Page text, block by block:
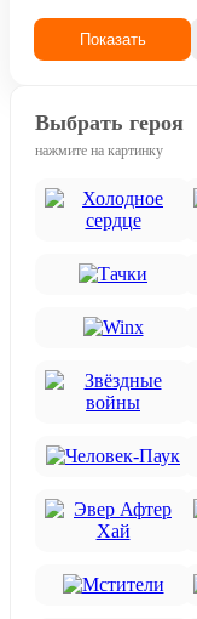
Показать
Выбрать героя
нажмите на картинку